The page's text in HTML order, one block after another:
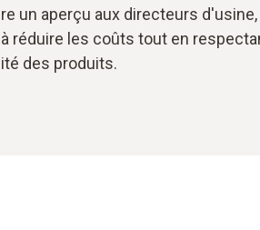
un aperçu aux directeurs
réduire les coûts tout en
des produits.